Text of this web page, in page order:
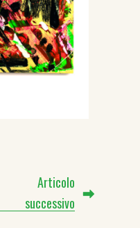
Articolo
successivo